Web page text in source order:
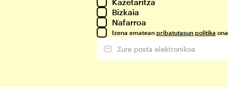
Bizkaia
Nafarroa
Izena ematean pribatutasun politika